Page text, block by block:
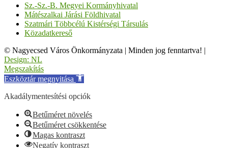
Sz.-Sz.-B. Megyei Kormányhivatal
Mátészalkai Járási Földhivatal
Szatmári Többcélú Kistérségi Társulás
Közadatkereső
© Nagyecsed Város Önkormányzata | Minden jog fenntartva! |
Design: NL
Megszakítás
Eszköztár megnyitása
Akadálymentesítési opciók
Betűméret növelés
Betűméret csökkentése
Magas kontraszt
Negatív kontraszt